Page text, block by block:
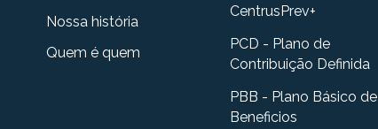
Nossa história
Quem é quem
CentrusPrev+
PCD - Plano de
Contribuição Definida
PBB - Plano Básico de
Beneficios